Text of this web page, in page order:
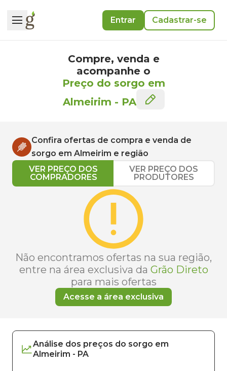
Entrar Cadastrar-se
Compre, venda e
acompanhe o
Preço do sorgo em
Almeirim - PA
Confira ofertas de compra e venda de
sorgo em Almeirim e região
VER PREÇO DOS
COMPRADORES
VER PREÇO DOS
PRODUTORES
Não encontramos ofertas na sua região,
entre na área exclusiva da Grão Direto
para mais ofertas
Acesse a área exclusiva
Análise dos preços do sorgo em
Almeirim - PA